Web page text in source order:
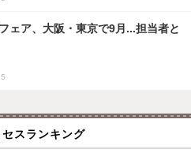
ェア、大阪・東京で9月...担当者と
スランキング